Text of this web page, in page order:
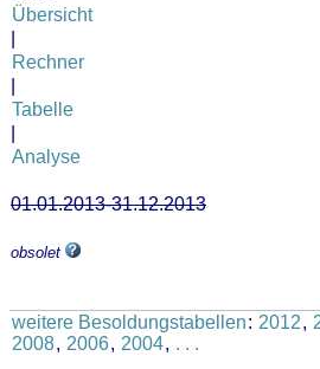
Übersicht
Rechner
Tabelle
Analyse
01.01.2013-31.12.2013
obsolet
weitere Besoldungstabellen: 2012,
2008, 2006, 2004, . . .